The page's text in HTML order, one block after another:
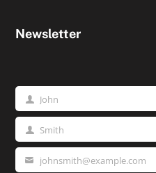
Newsletter
PrénomJohn
Nom Smith
Votrejohnsmith@example.com